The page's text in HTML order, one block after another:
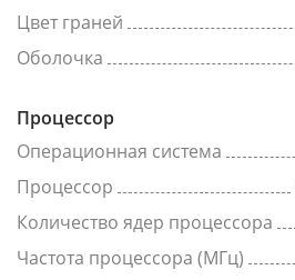
Цвет граней
Оболочка
Процессор
Операционная система
Процессор
Количество ядер процессора
Частота процессора (МГц)